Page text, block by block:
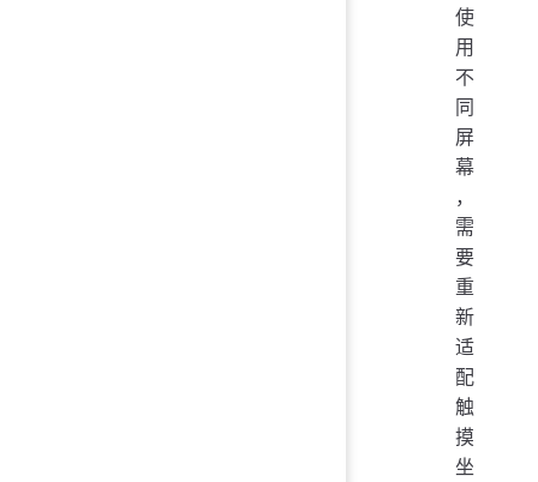
使
用
不
同
屏
幕
，
需
要
重
新
适
配
触
摸
坐